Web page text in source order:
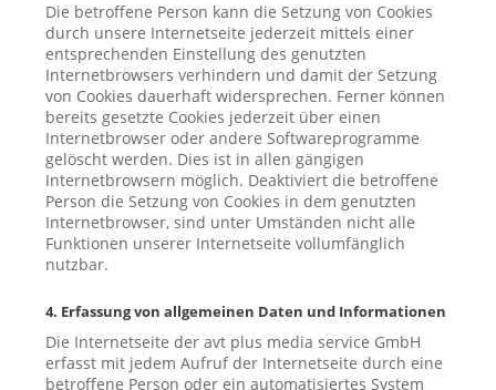
Die betroffene Person kann die Setzung von Cookies
durch unsere Internetseite jederzeit mittels einer
entsprechenden Einstellung des genutzten
Internetbrowsers verhindern und damit der Setzung
von Cookies dauerhaft widersprechen. Ferner können
bereits gesetzte Cookies jederzeit über einen
Internetbrowser oder andere Softwareprogramme
gelöscht werden. Dies ist in allen gängigen
Internetbrowsern möglich. Deaktiviert die betroffene
Person die Setzung von Cookies in dem genutzten
Internetbrowser, sind unter Umständen nicht alle
Funktionen unserer Internetseite vollumfänglich
nutzbar.
4. Erfassung von allgemeinen Daten und Informationen
Die Internetseite der avt plus media service GmbH
erfasst mit jedem Aufruf der Internetseite durch eine
betroffene Person oder ein automatisiertes System